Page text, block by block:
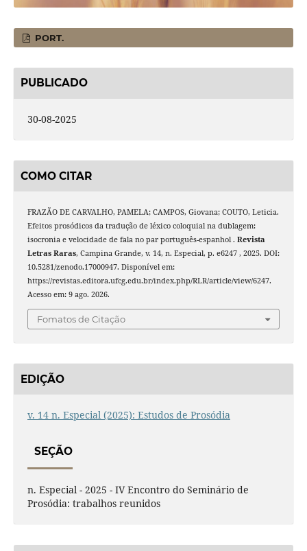
PORT.
PUBLICADO
30-08-2025
COMO CITAR
FRAZÃO DE CARVALHO, PAMELA; CAMPOS, Giovana; COUTO, Leticia.
Efeitos prosódicos da tradução de léxico coloquial na dublagem:
isocronia e velocidade de fala no par português-espanhol . Revista
Letras Raras, Campina Grande, v. 14, n. Especial, p. e6247 , 2025. DOI:
10.5281/zenodo.17000947. Disponível em:
https://revistas.editora.ufcg.edu.br/index.php/RLR/article/view/6247.
Acesso em: 9 ago. 2026.
Fomatos de Citação
EDIÇÃO
v. 14 n. Especial (2025): Estudos de Prosódia
SEÇÃO
n. Especial - 2025 - IV Encontro do Seminário de
Prosódia: trabalhos reunidos